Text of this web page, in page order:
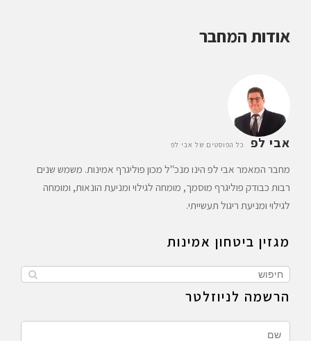
אודות המחבר
אבי לפ כל הפוסטים של אבי לפ
מחבר המאמר אבי לפ הינו מנכ"ל מכון פוליגרף אמינות. משמש שנים
רבות כבודק פוליגרף מוסמך, מומחה לגילוי ומניעת הונאות, ומומחה
לגילוי ומניעת ריגול תעשייתי.
מגזין ביטחון אמינות
הרשמה לניוזלטר